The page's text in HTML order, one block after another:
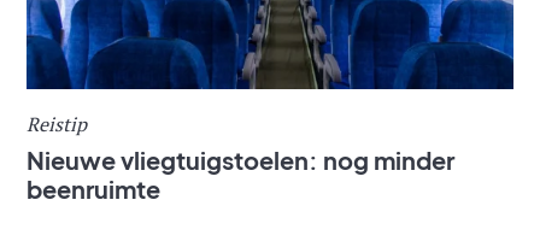
Reistip
Nieuwe vliegtuigstoelen: nog minder
beenruimte